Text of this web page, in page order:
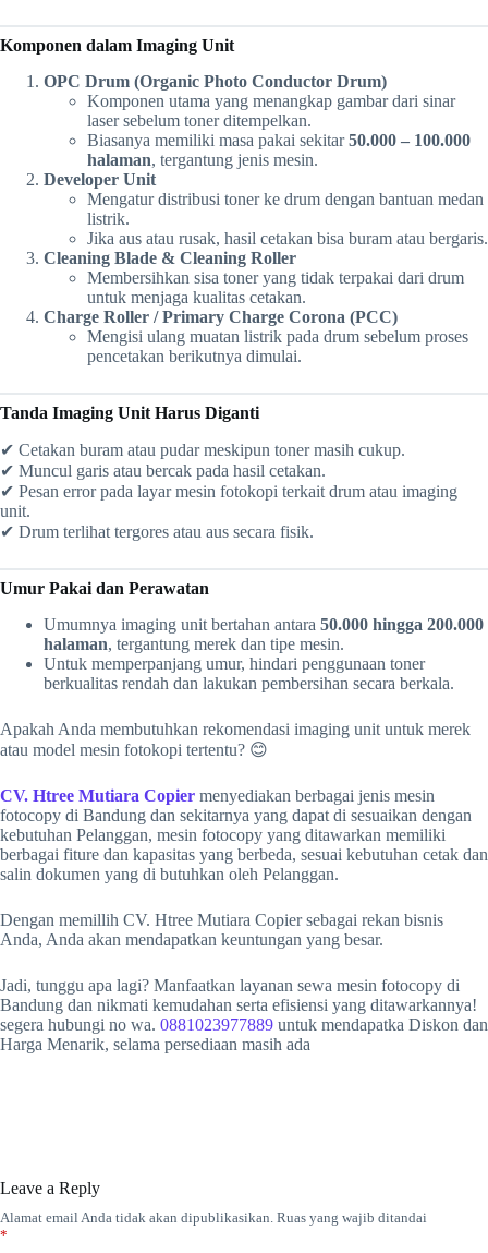
Komponen dalam Imaging Unit
OPC Drum (Organic Photo Conductor Drum)
Komponen utama yang menangkap gambar dari sinar
laser sebelum toner ditempelkan.
Biasanya memiliki masa pakai sekitar50.000 – 100.000
halaman, tergantung jenis mesin.
Developer Unit
Mengatur distribusi toner ke drum dengan bantuan medan
listrik.
Jika aus atau rusak, hasil cetakan bisa buram atau bergaris.
Cleaning Blade & Cleaning Roller
Membersihkan sisa toner yang tidak terpakai dari drum
untuk menjaga kualitas cetakan.
Charge Roller / Primary Charge Corona (PCC)
Mengisi ulang muatan listrik pada drum sebelum proses
pencetakan berikutnya dimulai.
Tanda Imaging Unit Harus Diganti
✔ Cetakan buram atau pudar meskipun toner masih cukup.
✔ Muncul garis atau bercak pada hasil cetakan.
✔ Pesan error pada layar mesin fotokopi terkait drum atau imaging
unit.
✔ Drum terlihat tergores atau aus secara fisik.
Umur Pakai dan Perawatan
Umumnya imaging unit bertahan antara 50.000 hingga 200.000
halaman, tergantung merek dan tipe mesin.
Untuk memperpanjang umur, hindari penggunaan toner
berkualitas rendah dan lakukan pembersihan secara berkala.
Apakah Anda membutuhkan rekomendasi imaging unit untuk merek
atau model mesin fotokopi tertentu? 😊
CV. Htree Mutiara Copier menyediakan berbagai jenis mesin
fotocopy di Bandung dan sekitarnya yang dapat di sesuaikan dengan
kebutuhan Pelanggan, mesin fotocopy yang ditawarkan memiliki
berbagai fiture dan kapasitas yang berbeda, sesuai kebutuhan cetak dan
salin dokumen yang di butuhkan oleh Pelanggan.
Dengan memillih CV. Htree Mutiara Copier sebagai rekan bisnis
Anda, Anda akan mendapatkan keuntungan yang besar.
Jadi, tunggu apa lagi? Manfaatkan layanan sewa mesin fotocopy di
Bandung dan nikmati kemudahan serta efisiensi yang ditawarkannya!
segera hubungi no wa. 0881023977889 untuk mendapatka Diskon dan
Harga Menarik, selama persediaan masih ada
Leave a Reply
Alamat email Anda tidak akan dipublikasikan. Ruas yang wajib ditandai
*